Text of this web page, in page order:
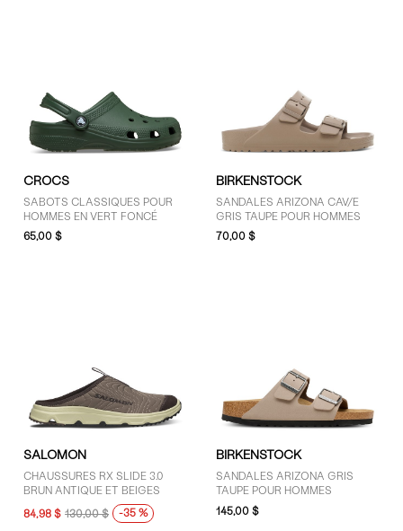
CROCS
SABOTS CLASSIQUES POUR
HOMMES EN VERT FONCÉ
65,00 $
BIRKENSTOCK
SANDALES ARIZONA CAV/E
GRIS TAUPE POUR HOMMES
70,00 $
SALOMON
CHAUSSURES RX SLIDE 3.0
BRUN ANTIQUE ET BEIGES
84,98 $ 130,00 $ -35 %
BIRKENSTOCK
SANDALES ARIZONA GRIS
TAUPE POUR HOMMES
145,00 $